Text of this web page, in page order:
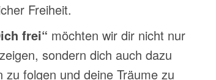
Freiheit.
frei“ möchten wir dir nicht nur
sondern dich auch dazu
folgen und deine Träume zu